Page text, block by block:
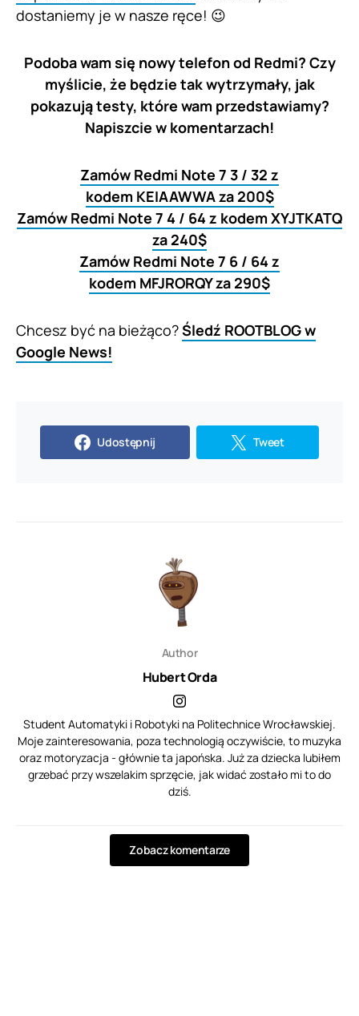
dostaniemy je w nasze ręce! 😉
Podoba wam się nowy telefon od Redmi? Czy
myślicie, że będzie tak wytrzymały, jak
pokazują testy, które wam przedstawiamy?
Napiszcie w komentarzach!
Zamów Redmi Note 7 3 / 32 z
kodem KEIAAWWA za 200$
Zamów Redmi Note 7 4 / 64 z kodem XYJTKATQ
za 240$
Zamów Redmi Note 7 6 / 64 z
kodem MFJRORQY za 290$
Chcesz być na bieżąco?Śledź ROOTBLOG w
Google News!
Udostępnij Tweet
Author
Hubert Orda
Student Automatyki i Robotyki na Politechnice Wrocławskiej.
Moje zainteresowania, poza technologią oczywiście, to muzyka
oraz motoryzacja - głównie ta japońska. Już za dziecka lubiłem
grzebać przy wszelakim sprzęcie, jak widać zostało mi to do
dziś.
Zobacz komentarze